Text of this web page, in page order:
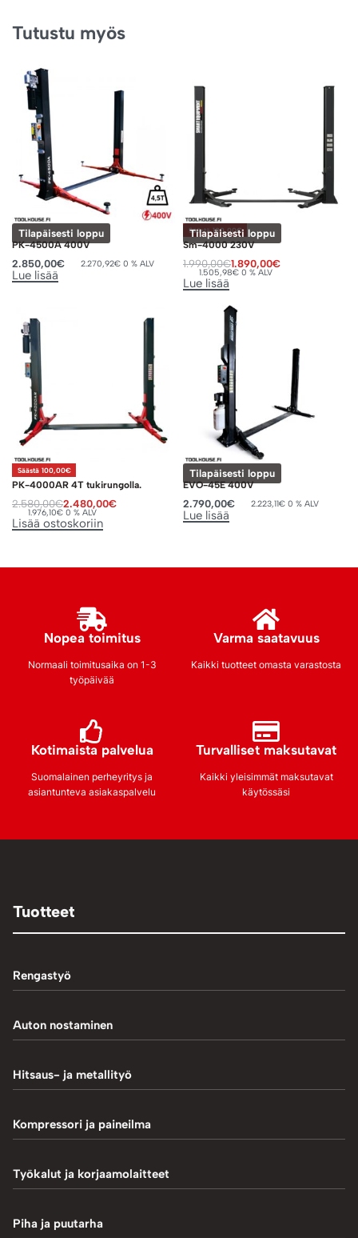
Tutustu myös
Tilapäisesti loppu
PK-4500A 400V
2.850,00€ 2.270,92€ 0 % ALV
Lue lisää
Säästä 100,00€
Tilapäisesti loppu
Sm-4000 230V
1.990,00€1.890,00€
1.505,98€ 0 % ALV
Lue lisää
Säästä 100,00€
PK-4000AR 4T tukirungolla.
2.580,00€2.480,00€
1.976,10€ 0 % ALV
Lisää ostoskoriin
Tilapäisesti loppu
EVO-45E 400V
2.790,00€ 2.223,11€ 0 % ALV
Lue lisää
Nopea toimitus
Normaali toimitusaika on 1-3
työpäivää
Varma saatavuus
Kaikki tuotteet omasta varastosta
Kotimaista palvelua
Suomalainen perheyritys ja
asiantunteva asiakaspalvelu
Turvalliset maksutavat
Kaikki yleisimmät maksutavat
käytössäsi
Tuotteet
Rengastyö
Palteennostin
Rengastarvikkeet/työkalut
Rengasventtiilit
Tasapainotuskoneet
Auton nostaminen
1-Pilarinostimet
4-Pilarinostimet
Saksinostimet ja Matalanostimet
Hitsaus- ja metallityö
Hitsaustarvikkeet
Metallityö
MIG-hitsaus
Kompressori ja paineilma
Hiekkapuhallus
Työkalut ja korjaamolaitteet
Akkulaturit ja testerit
Piha ja puutarha